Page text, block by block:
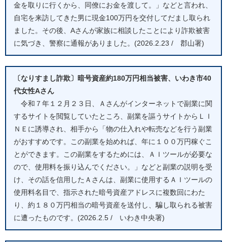
金を取りに行くから、同僚にお金を渡して。」などと言われ、
自宅を来訪してきた男に現金100万円を交付してだまし取られ
ました。その後、Aさんが家族に相談したことにより詐欺被害
に気づき、警察に通報がありました。(2026.2.23 / 郡山署)
〔なりすまし詐欺〕暗号資産約180万円相当被害、いわき市40
代女性Aさん
令和７年１２月２３日、Ａさんがインターネットで副業に関
するサイトを閲覧していたところ、副業を謳うサイトからＬＩ
ＮＥに誘導され、相手から「物の仕入れや転売などを行う副業
がおすすめです。この副業を始めれば、年に１００万円稼ぐこ
とができます。この副業をするためには、ＡＩツールが必要な
ので、使用料を振り込んでください。」などと副業の説明を受
け、その話を信用したＡさんは、副業に使用するＡＩツールの
使用料名目で、指示された暗号資産アドレスに複数回にわた
り、約１８０万円相当の暗号資産を送付し、騙し取られる被害
に遭ったものです。(2026.2.5 / いわき中央署)